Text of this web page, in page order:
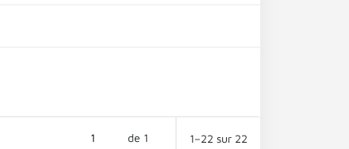
de 1 1–22 sur 22